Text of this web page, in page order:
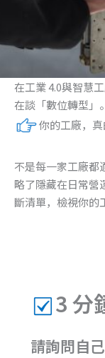
在工業 4.0與智慧
在談「數位轉型」
你的工廠，
不是每一家工廠都
略了隱藏在日常營
斷清單，檢視你的
3 分
請詢問自